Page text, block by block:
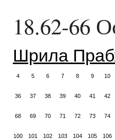
18.62-66
Шрила
4 5 6 7 8 9 10
36 37 38 39 40 41 42
68 69 70 71 72 73 74
100 101 102 103 104 105 106